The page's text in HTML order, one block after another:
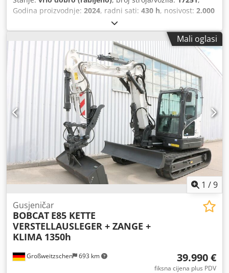
Godina proizvodnje: 2024, radni sati: 430 h, nosivost: 2.000
4.730 mm
mm, težište tereta:500 mm, vrsta goriva:dizel, vrsta
, građevinska visina: 2.190 mm, duljina
1.050 mm, veličina prednje gume:
veličina stražnje gume:6.50-10, ukupna masa:4.053 kg
5215420 Chsdozr Db Hepfx Aamea Serijski broj: FDA2A-
Mali oglasi
1 /9
Großweitzschen 693 km
Gusjeničar
BOBCAT E85 KETTE
VERSTELLAUSLEGER + ZANGE +
KLIMA 1350h
39.990 €
fiksna cijena plus PDV